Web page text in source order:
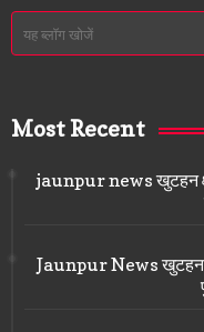
Most Recent
jaunpur news खुटहन
Jaunpur News खुटहन